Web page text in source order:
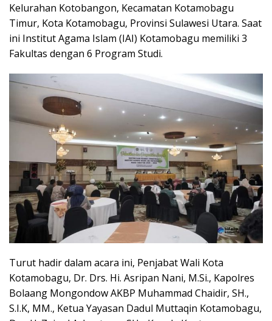
Kelurahan Kotobangon, Kecamatan Kotamobagu
Timur, Kota Kotamobagu, Provinsi Sulawesi Utara. Saat
ini Institut Agama Islam (IAI) Kotamobagu memiliki 3
Fakultas dengan 6 Program Studi.
Turut hadir dalam acara ini, Penjabat Wali Kota
Kotamobagu, Dr. Drs. Hi. Asripan Nani, M.Si., Kapolres
Bolaang Mongondow AKBP Muhammad Chaidir, SH.,
S.I.K, MM., Ketua Yayasan Dadul Muttaqin Kotamobagu,